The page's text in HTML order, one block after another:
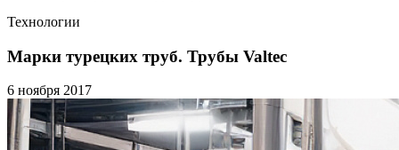
Технологии
Марки турецких труб. Трубы Valtec
6 ноября 2017